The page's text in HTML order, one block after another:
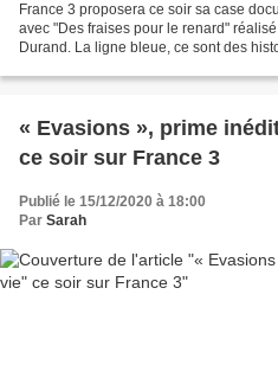
France 3 proposera ce soir sa case
avec "Des fraises pour le renard"
Durand. La ligne bleue, ce sont des
« Evasions », prime
ce soir sur France 3
Publié le 15/12/2020 à 18:00
Par Sarah